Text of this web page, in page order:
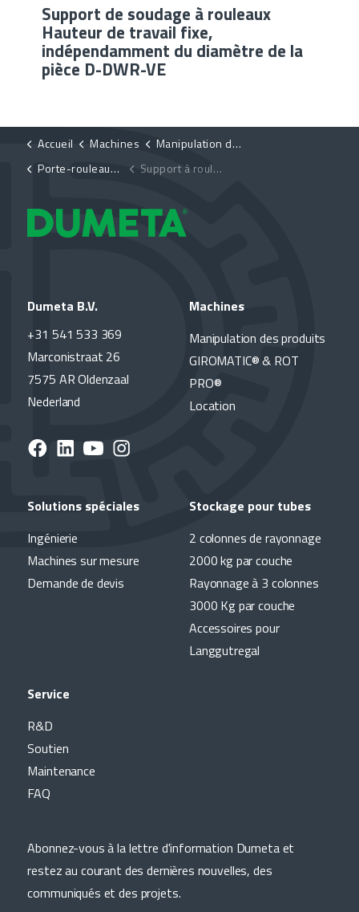
Support de soudage à rouleaux
Hauteur de travail fixe,
indépendamment du diamètre de la
pièce D-DWR-VE
Accueil Machines
Manipulation des produits
Porte-rouleaux de soudage
Support à rouleaux pour soudage, rouleaux réglables à l'aide d'un volant D-CHGK
Dumeta B.V.
+31 541 533 369
Marconistraat 26
7575 AR Oldenzaal
Nederland
Machines
Manipulation des produits
GIROMATIC® & ROT
PRO®
Location
Solutions spéciales
Ingénierie
Machines sur mesure
Demande de devis
Stockage pour tubes
2 colonnes de rayonnage
2000 kg par couche
Rayonnage à 3 colonnes
3000 Kg par couche
Accessoires pour
Langgutregal
Service
R&D
Soutien
Maintenance
FAQ
Abonnez-vous à la lettre d'information Dumeta et
restez au courant des dernières nouvelles, des
communiqués et des projets.